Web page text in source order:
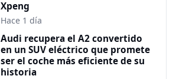
Xpeng
Hace 1 día
Audi recupera el A2 convertido
en un SUV eléctrico que promete
ser el coche más eficiente de su
historia